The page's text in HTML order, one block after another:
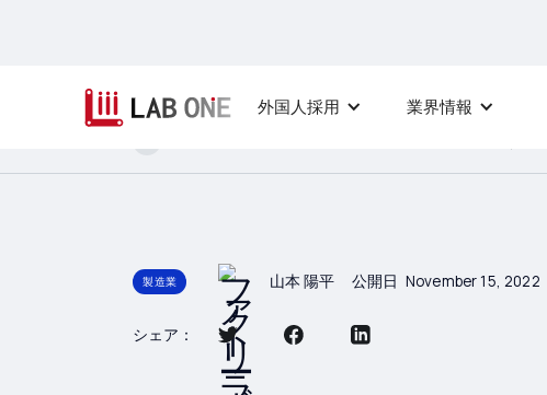
外国人採用 業界情報
製造業 山本 陽平 公開日 November 15, 2022
シェア：